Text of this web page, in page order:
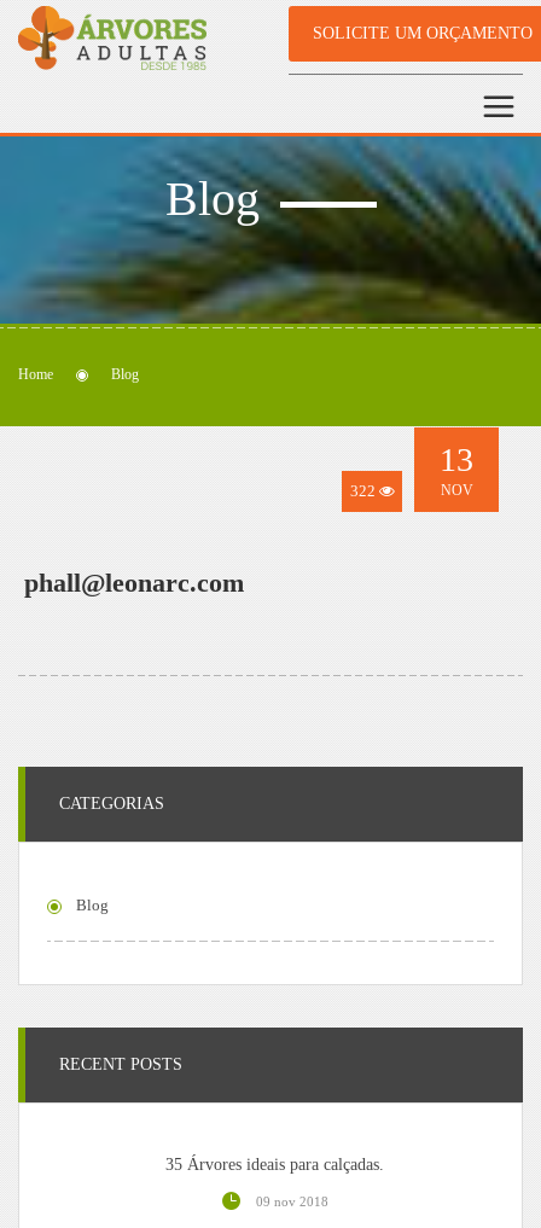
SOLICITE UM ORÇAMENTO
Blog
Home Blog
322
13
NOV
phall@leonarc.com
CATEGORIAS
Blog
RECENT POSTS
35 Árvores ideais para calçadas.
09 nov 2018